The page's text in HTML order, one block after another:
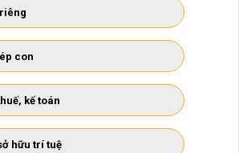
con
kế toán
hữu trí tuệ